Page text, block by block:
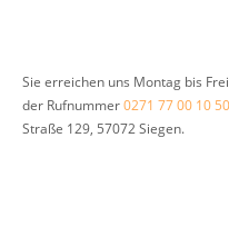
Sie erreichen uns Montag bis
der Rufnummer0271 77 00 10 50
Straße 129, 57072 Siegen.